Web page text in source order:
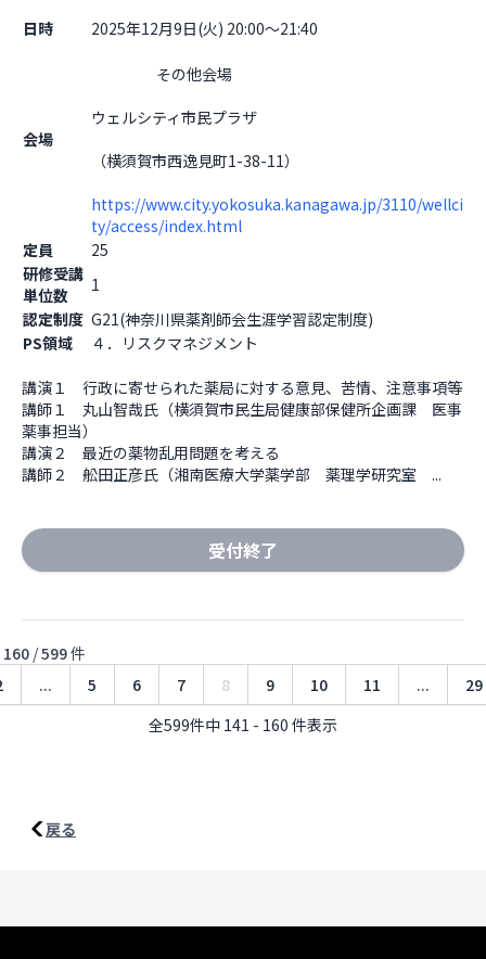
日時 2025年12月9日(火) 20:00～21:40
会場
ウェルシティ市民プラザ
（横須賀市西逸見町1-38-11）
https://www.city.yokosuka.kanagawa.jp/3110/wellci
ty/access/index.html
定員
25
研修受講
単位数
1
認定制度 G21(神奈川県薬剤師会生涯学習認定制度)
PS領域
４．リスクマネジメント
講演１　行政に寄せられた薬局に対する意見、苦情、注意事項等
講師１　丸山智哉氏（横須賀市民生局健康部保健所企画課　医事
薬事担当）
講演２　最近の薬物乱用問題を考える
講師２　舩田正彦氏（湘南医療大学薬学部　薬理学研究室　...
受付終了
160 /599件
... 5 6 7 8 9 10 11 ...
29
全599件中 141 - 160 件表示
戻る